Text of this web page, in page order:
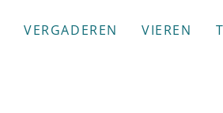
VERGADEREN VIEREN